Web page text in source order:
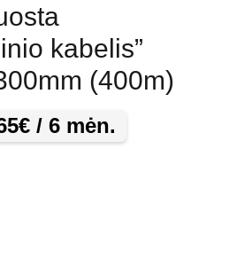
kabelis”
(400m)
€ / 6 mėn.